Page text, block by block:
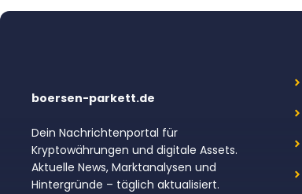
boersen-parkett.de
Dein Nachrichtenportal für
Kryptowährungen und digitale Assets.
Aktuelle News, Marktanalysen und
Hintergründe – täglich aktualisiert.